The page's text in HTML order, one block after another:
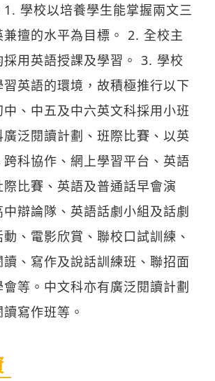
學校以培養學生能掌握兩文三
擅的水平為目標。 2. 全校主
採用英語授課及學習。 3. 學校
英語的環境，故積極推行以下
、中五及中六英文科採用小班
泛閱讀計劃、班際比賽、以英
科協作、網上學習平台、英語
比賽、英語及普通話早會演
辯論隊、英語話劇小組及話劇
、電影欣賞、聯校口試訓練、
、寫作及說話訓練班、聯招面
等。中文科亦有廣泛閱讀計劃
寫作班等。